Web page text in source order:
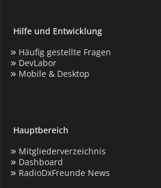
Hilfe und Entwicklung
Häufig gestellte Fragen
DevLabor
Mobile & Desktop
Hauptbereich
Mitgliederverzeichnis
Dashboard
RadioDxFreunde News